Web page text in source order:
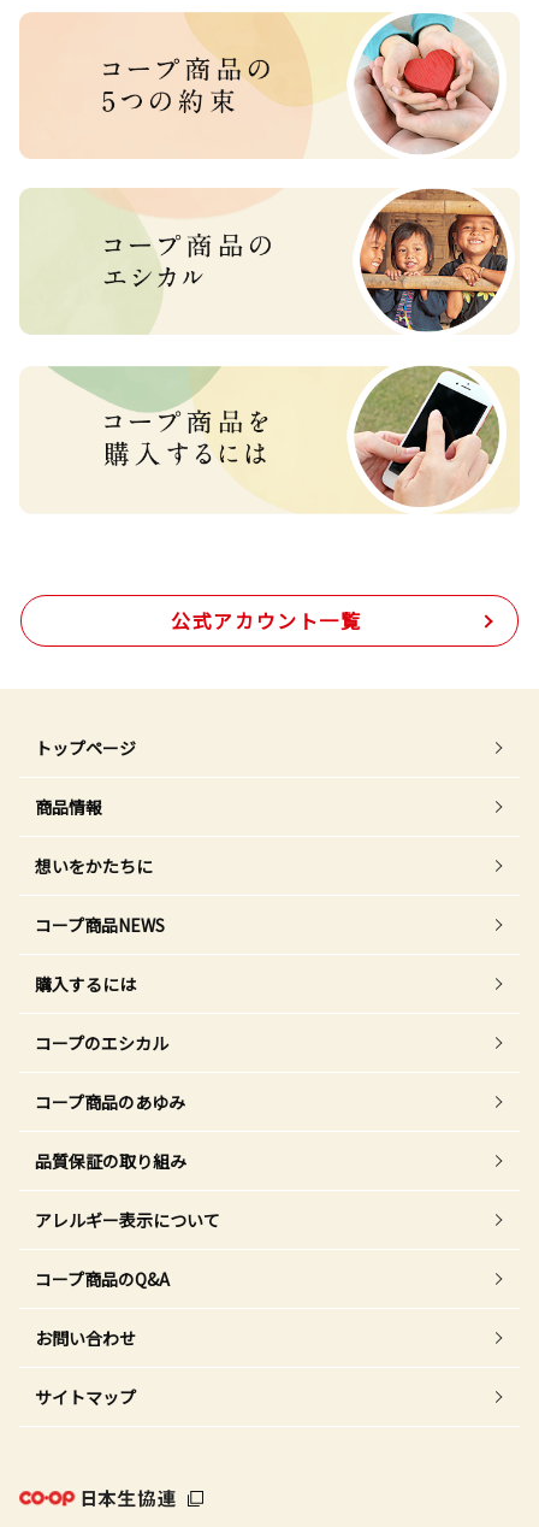
公式アカウント一覧
トップページ
商品情報
想いをかたちに
コープ商品NEWS
購入するには
コープのエシカル
コープ商品のあゆみ
品質保証の取り組み
アレルギー表示について
コープ商品のQ&A
お問い合わせ
サイトマップ